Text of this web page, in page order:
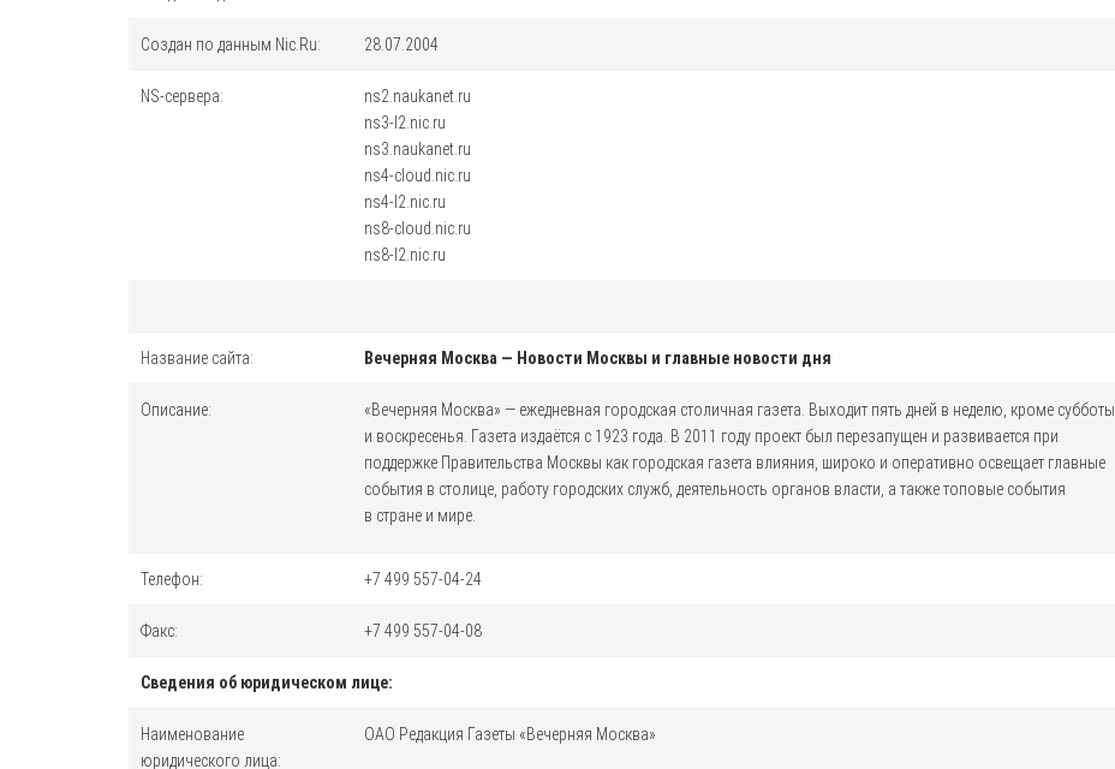
Создан по данным Nic.Ru: 28.07.2004
NS-сервера:
ns2.naukanet.ru
ns3-l2.nic.ru
ns3.naukanet.ru
ns4-cloud.nic.ru
ns4-l2.nic.ru
ns8-cloud.nic.ru
ns8-l2.nic.ru
Название сайта: Вечерняя Москва — Новости Москвы и главные новости дня
Описание:
«Вечерняя Москва» — ежедневная городская столичная газета. Выходит пять дней в неделю, кроме субботы
и воскресенья. Газета издаётся с 1923 года. В 2011 году проект был перезапущен и развивается при
поддержке Правительства Москвы как городская газета влияния, широко и оперативно освещает главные
события в столице, работу городских служб, деятельность органов власти, а также топовые события
в стране и мире.
Телефон: +7 499 557-04-24
Факс: +7 499 557-04-08
Сведения об юридическом лице:
Наименование
юридического лица:
ОАО Редакция Газеты «Вечерняя Москва»